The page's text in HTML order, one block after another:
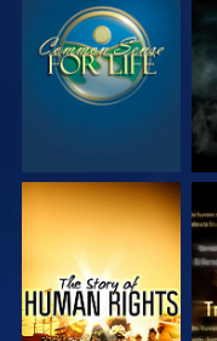
VE
VE